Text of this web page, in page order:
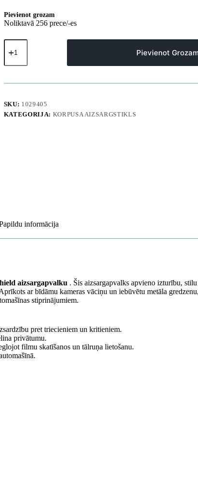
Pievienot grozam
Noliktavā 256 prece/-es
Hybrid
Armor
Samsung
A26
ar
statīvu
un
Pievienot
SKU: 1029405
KATEGORIJA: KORPUSA AIZSARGSTIKLS
informācija
aizsargapvalku . Šis aizsargapvalks apvieno izturību,
ar bīdāmu kameras vāciņu un iebūvētu metāla
stiprinājumiem.
pret triecieniem un kritieniem.
privātumu.
filmu skatīšanos un tālruņa lietošanu.